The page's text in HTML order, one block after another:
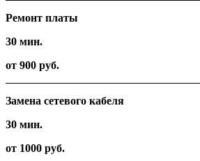
Ремонт платы
30 мин.
от 900 руб.
Замена сетевого кабеля
30 мин.
от 1000 руб.